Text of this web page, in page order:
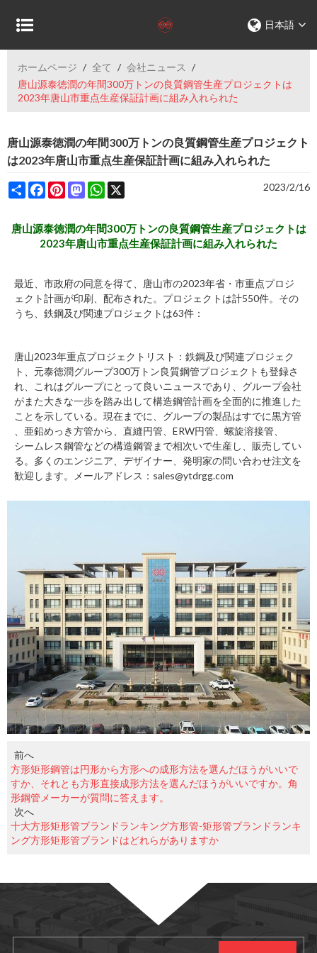
日本語
ホームページ / 全て / 会社ニュース /
唐山源泰徳潤の年間300万トンの良質鋼管生産プロジェクトは
2023年唐山市重点生産保証計画に組み入れられた
唐山源泰徳潤の年間300万トンの良質鋼管生産プロジェクト
は2023年唐山市重点生産保証計画に組み入れられた
ShareFacebookPinterestMastodonWhatsApp 2023/2/16
唐山源泰徳潤の年間300万トンの良質鋼管生産プロジェクトは
2023年唐山市重点生産保証計画に組み入れられた
最近、市政府の同意を得て、唐山市の2023年省・市重点プロジ
ェクト計画が印刷、配布された。プロジェクトは計550件。その
うち、鉄鋼及び関連プロジェクトは63件：
唐山2023年重点プロジェクトリスト：鉄鋼及び関連プロジェク
ト、元泰徳潤グループ300万トン良質鋼管プロジェクトも登録さ
れ、これはグループにとって良いニュースであり、グループ会社
がまた大きな一歩を踏み出して構造鋼管計画を全面的に推進した
ことを示している。現在までに、グループの製品はすでに黒方管
亜鉛めっき方管から 直縫円管 ERW円管 螺旋溶接管
シームレス鋼管などの構造鋼管まで相次いで生産し、販売してい
る。多くのエンジニア、デザイナー、発明家の問い合わせ注文を
歓迎します。メールアドレス：sales@ytdrgg.com
前へ
方形矩形鋼管は円形から方形への成形方法を選んだほうがいいで
すか、それとも方形直接成形方法を選んだほうがいいですか。角
形鋼管メーカーが質問に答えます。
次へ
十大方形矩形管ブランドランキング方形管-矩形管ブランドランキ
ング方形矩形管ブランドはどれらがありますか